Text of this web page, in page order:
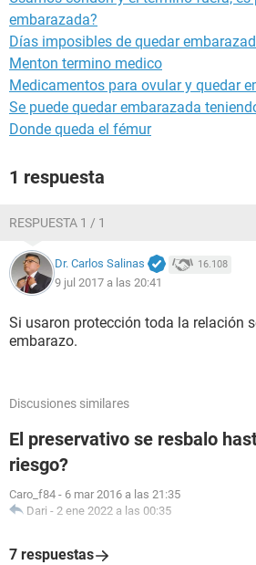
ganas de comer, y siento llenura y en
también el mismo día que lo hicimos
unas horas sangré unas pequeñas
puede ser embarazo psicológico por
embarazada, pero igual me siento
por favoooooor!
embarazada?
Días imposibles de quedar
Menton termino medico
Medicamentos para ovular y quedar
Se puede quedar embarazada
Donde queda el fémur
1 respuesta
RESPUESTA 1 / 1
Dr. Carlos Salinas 16.108
9 jul 2017 a las 20:41
Si usaron protección toda la relación
embarazo.
Discusiones similares
El preservativo se resbalo
riesgo?
Caro_f84 - 6 mar 2016 a las 21:35
Dari - 2 ene 2022 a las 00:35
7 respuestas